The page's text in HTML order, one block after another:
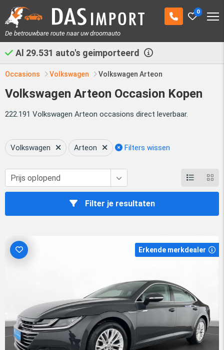
0
De betrouwbare route naar uw droomauto
Al 29.531 auto's geimporteerd
Occasions Volkswagen Volkswagen Arteon
Volkswagen Arteon Occasion Kopen
222.191 Volkswagen Arteon occasions direct leverbaar.
Volkswagen Arteon Filters wissen
Filter je resultaten
Erkende merkdealer